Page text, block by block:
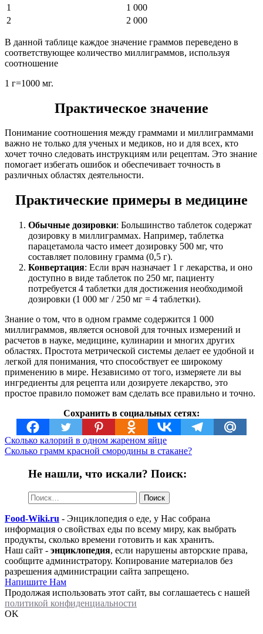
1
1 000
2
2 000
В данной таблице каждое значение граммов переведено в
соответствующее количество миллиграммов, используя
соотношение
1 г=1000 мг.
Практическое значение
Понимание соотношения между граммами и миллиграммами
важно не только для ученых и медиков, но и для всех, кто
хочет точно следовать инструкциям или рецептам. Это знание
помогает избегать ошибок и обеспечивает точность в
различных областях деятельности.
Практические примеры в медицине
Обычные дозировки: Большинство таблеток содержат
дозировку в миллиграммах. Например, таблетка
парацетамола часто имеет дозировку 500 мг, что
составляет половину грамма (0,5 г).
Конвертация: Если врач назначает 1 г лекарства, и оно
доступно в виде таблеток по 250 мг, пациенту
потребуется 4 таблетки для достижения необходимой
дозировки (1 000 мг / 250 мг = 4 таблетки).
Знание о том, что в одном грамме содержится 1 000
миллиграммов, является основой для точных измерений и
расчетов в науке, медицине, кулинарии и многих других
областях. Простота метрической системы делает ее удобной и
легкой для понимания, что способствует ее широкому
применению в мире. Независимо от того, измеряете ли вы
ингредиенты для рецепта или дозируете лекарство, это
простое правило поможет вам сделать все правильно и точно.
Сохранить в социальных сетях:
Сколько калорий в одном жареном яйце
Сколько грамм красной смородины в стакане?
Не нашли, что искали? Поиск:
Найти:
Food-Wiki.ru - Энциклопедия о еде, у Нас собрана
информация о свойствах еды по всему миру, как выбрать
продукты, сколько времени готовить и как хранить.
Наш сайт - энциклопедия, если нарушены авторские права,
сообщите администратору. Копирование материалов без
разрешения администрации сайта запрещено.
Напишите Нам
Продолжая использовать этот сайт, вы соглашаетесь с нашей
политикой конфиденциальности
OK